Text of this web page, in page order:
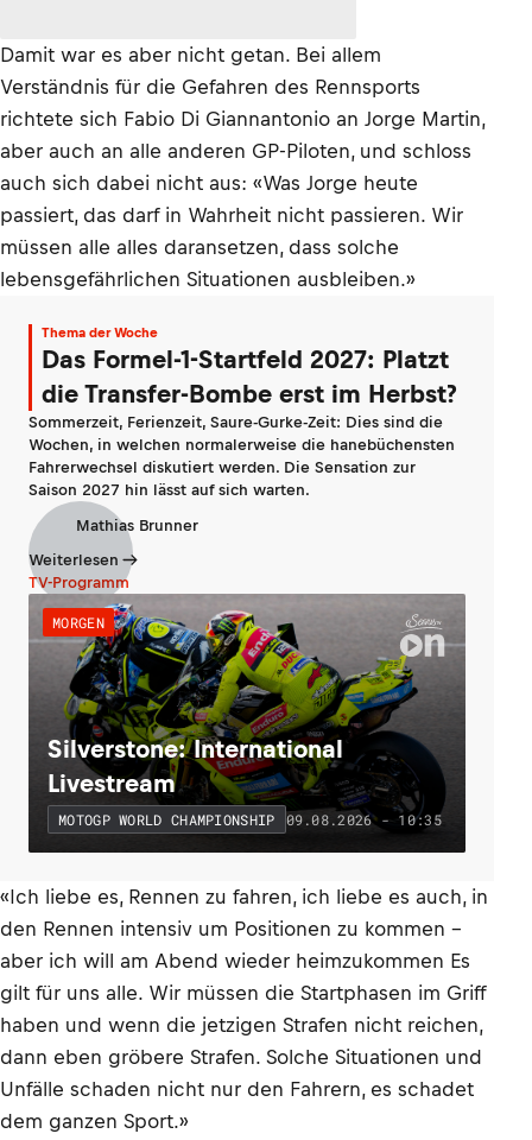
Damit war es aber nicht getan. Bei allem
Verständnis für die Gefahren des Rennsports
richtete sich Fabio Di Giannantonio an Jorge Martin,
aber auch an alle anderen GP-Piloten, und schloss
auch sich dabei nicht aus: «Was Jorge heute
passiert, das darf in Wahrheit nicht passieren. Wir
müssen alle alles daransetzen, dass solche
lebensgefährlichen Situationen ausbleiben.»
Thema der Woche
Das Formel-1-Startfeld 2027: Platzt
die Transfer-Bombe erst im Herbst?
Sommerzeit, Ferienzeit, Saure-Gurke-Zeit: Dies sind die
Wochen, in welchen normalerweise die hanebüchensten
Fahrerwechsel diskutiert werden. Die Sensation zur
Saison 2027 hin lässt auf sich warten.
Mathias Brunner
Weiterlesen
TV-Programm
MORGEN
Silverstone: International
Livestream
MOTOGP WORLD CHAMPIONSHIP 09.08.2026 - 10:35
«Ich liebe es, Rennen zu fahren, ich liebe es auch, in
den Rennen intensiv um Positionen zu kommen –
aber ich will am Abend wieder heimzukommen Es
gilt für uns alle. Wir müssen die Startphasen im Griff
haben und wenn die jetzigen Strafen nicht reichen,
dann eben gröbere Strafen. Solche Situationen und
Unfälle schaden nicht nur den Fahrern, es schadet
dem ganzen Sport.»